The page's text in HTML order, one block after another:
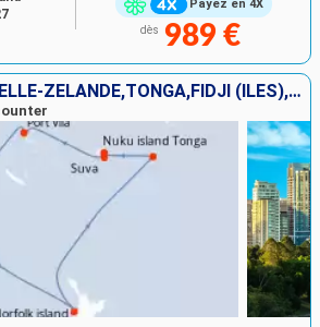
Payez en 4X
dès 989 €
AUSTRALIE,NOUVELLE-ZÉLANDE,TONGA,FIDJI (ÎLES),VANUATU